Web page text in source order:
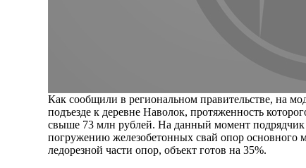
Как сообщили в региональном правительстве, на
подъезде к деревне Наволок, протяженность
свыше 73 млн рублей. На данный момент
погружению железобетонных свай опор основного
ледорезной части опор, объект готов на 35%.